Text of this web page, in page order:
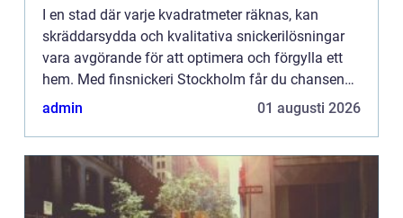
I en stad där varje kvadratmeter räknas, kan
skräddarsydda och kvalitativa snickerilösningar
vara avgörande för att optimera och förgylla ett
hem. Med finsnickeri Stockholm får du chansen
att förvandla di...
admin 01 augusti 2026